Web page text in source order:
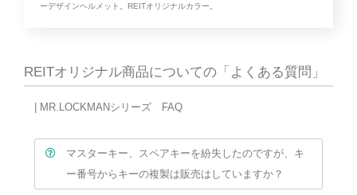
ーデザインヘルメット。REITオリジナルカラー。
REITオリジナル商品についての「よくある質問」
| MR.LOCKMANシリーズ FAQ
マスターキー、スペアキーを紛失したのですが、キ
ー番号からキーの複製は販売はしていますか？